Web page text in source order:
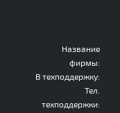
Название
фирмы:
В техподдержку:
Тел.
техподдержки: